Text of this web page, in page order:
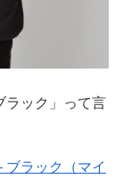
ラック」って言
ブラック（マイ